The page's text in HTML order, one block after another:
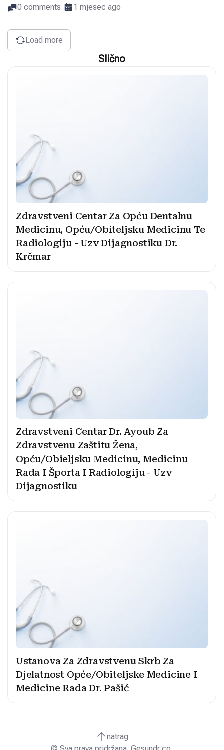
0 comments 1 mjesec ago
Load more
Slično
Zdravstveni Centar Za Opću Dentalnu
Medicinu, Opću/Obiteljsku Medicinu Te
Radiologiju - Uzv Dijagnostiku Dr.
Krčmar
Zdravstveni Centar Dr. Ayoub Za
Zdravstvenu Zaštitu Žena,
Opću/Obieljsku Medicinu, Medicinu
Rada I Športa I Radiologiju - Uzv
Dijagnostiku
Ustanova Za Zdravstvenu Skrb Za
Djelatnost Opće/Obiteljske Medicine I
Medicine Rada Dr. Pašić
natrag